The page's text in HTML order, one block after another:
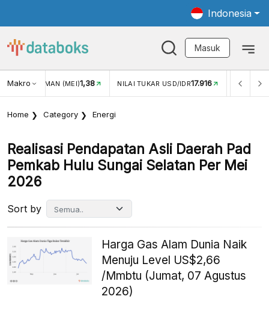
Indonesia
Masuk
MakroWISMAN (MEI)1,38 NILAI TUKAR USD/IDR17.916 INFLASI
Home Category Energi
Realisasi Pendapatan Asli Daerah Pad
Pemkab Hulu Sungai Selatan Per Mei
2026
Sort by
Harga Gas Alam Dunia Naik
Menuju Level US$2,66
/Mmbtu (Jumat, 07 Agustus
2026)